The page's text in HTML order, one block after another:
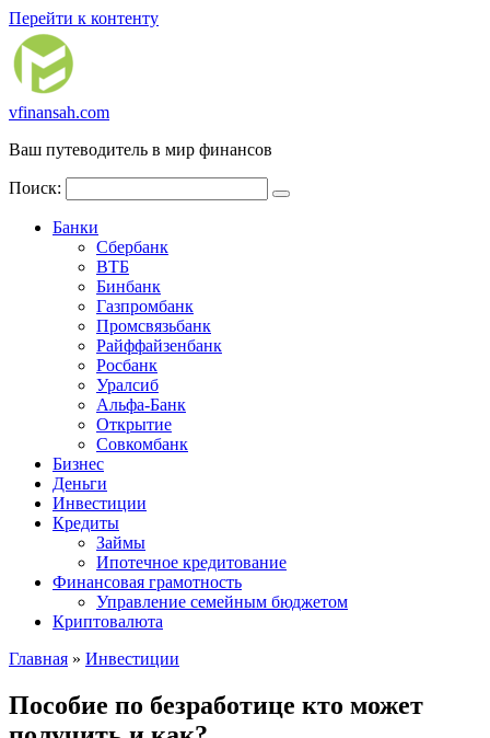
Перейти к контенту
vfinansah.com
Ваш путеводитель в мир финансов
Поиск:
Банки
Сбербанк
ВТБ
Бинбанк
Газпромбанк
Промсвязьбанк
Райффайзенбанк
Росбанк
Уралсиб
Альфа-Банк
Открытие
Совкомбанк
Бизнес
Деньги
Инвестиции
Кредиты
Займы
Ипотечное кредитование
Финансовая грамотность
Управление семейным бюджетом
Криптовалюта
Главная » Инвестиции
Пособие по безработице кто может